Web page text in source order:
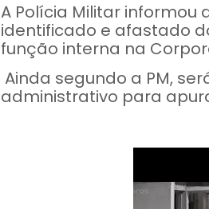
A Polícia Militar informou
identificado e afastado
função interna na
Ainda segundo a PM,
administrativo para